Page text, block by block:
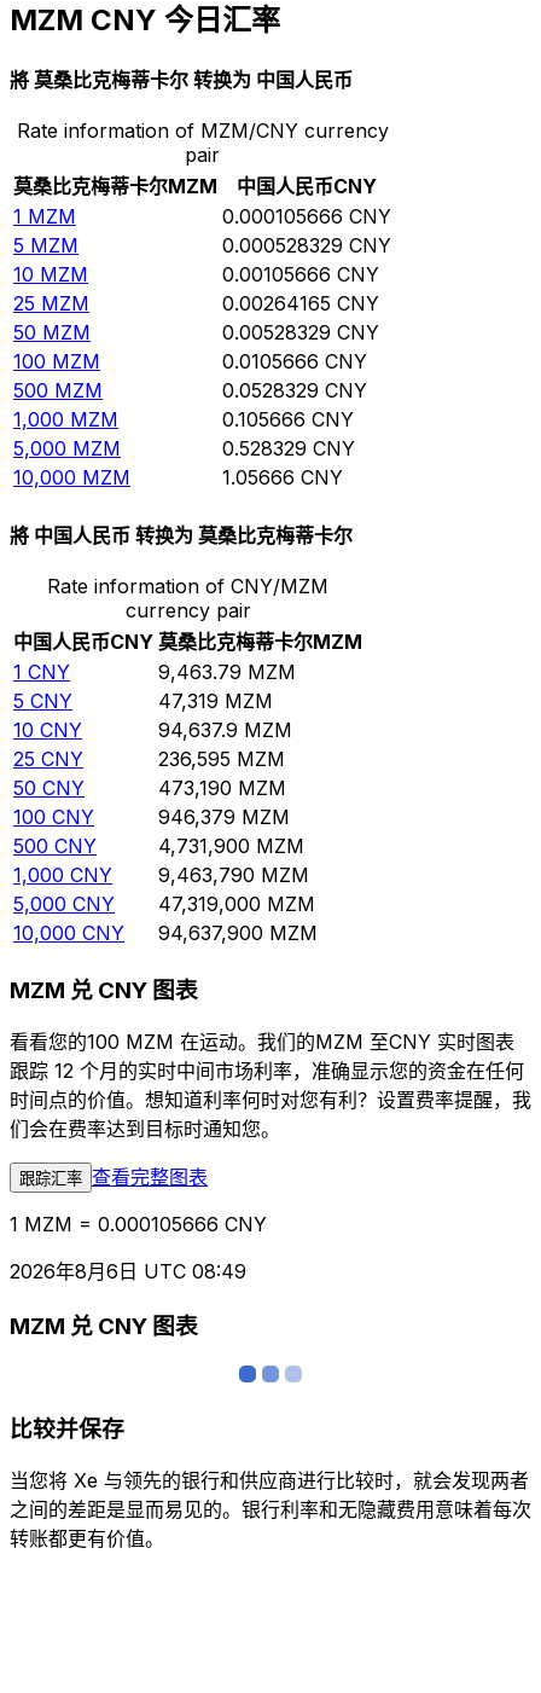
MZM CNY 今日汇率
將 莫桑比克梅蒂卡尔 转换为 中国人民币
Rate information of MZM/CNY currency
pair
莫桑比克梅蒂卡尔MZM 中国人民币CNY
1 MZM 0.000105666 CNY
5 MZM 0.000528329 CNY
10 MZM 0.00105666 CNY
25 MZM 0.00264165 CNY
50 MZM 0.00528329 CNY
100 MZM 0.0105666 CNY
500 MZM 0.0528329 CNY
1,000 MZM 0.105666 CNY
5,000 MZM 0.528329 CNY
10,000 MZM 1.05666 CNY
將 中国人民币 转换为 莫桑比克梅蒂卡尔
Rate information of CNY/MZM
currency pair
中国人民币CNY 莫桑比克梅蒂卡尔MZM
1 CNY 9,463.79 MZM
5 CNY 47,319 MZM
10 CNY 94,637.9 MZM
25 CNY 236,595 MZM
50 CNY 473,190 MZM
100 CNY 946,379 MZM
500 CNY 4,731,900 MZM
1,000 CNY 9,463,790 MZM
5,000 CNY 47,319,000 MZM
10,000 CNY 94,637,900 MZM
MZM 兑 CNY 图表
看看您的100 MZM 在运动。我们的MZM 至CNY 实时图表
跟踪 12 个月的实时中间市场利率，准确显示您的资金在任何
时间点的价值。想知道利率何时对您有利？设置费率提醒，我
们会在费率达到目标时通知您。
跟踪汇率 查看完整图表
1 MZM = 0.000105666 CNY
2026年8月6日 UTC 08:49
MZM 兑 CNY 图表
比较并保存
当您将 Xe 与领先的银行和供应商进行比较时，就会发现两者
之间的差距是显而易见的。银行利率和无隐藏费用意味着每次
转账都更有价值。